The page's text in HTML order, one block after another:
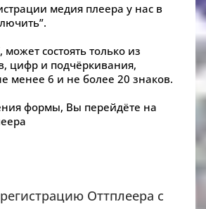
медия плеера у нас в
может состоять только из
цифр и подчёркивания,
менее 6 и не более 20 знаков.
формы, Вы перейдёте на
Оттплеера с